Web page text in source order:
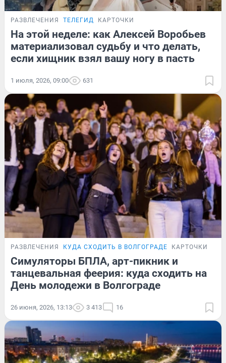
РАЗВЛЕЧЕНИЯ ТЕЛЕГИД КАРТОЧКИ
На этой неделе: как Алексей Воробьев
материализовал судьбу и что делать,
если хищник взял вашу ногу в пасть
1 июля, 2026, 09:00 631
РАЗВЛЕЧЕНИЯ КУДА СХОДИТЬ В ВОЛГОГРАДЕ КАРТОЧКИ
Симуляторы БПЛА, арт-пикник и
танцевальная феерия: куда сходить на
День молодежи в Волгограде
26 июня, 2026, 13:13 3 413 16